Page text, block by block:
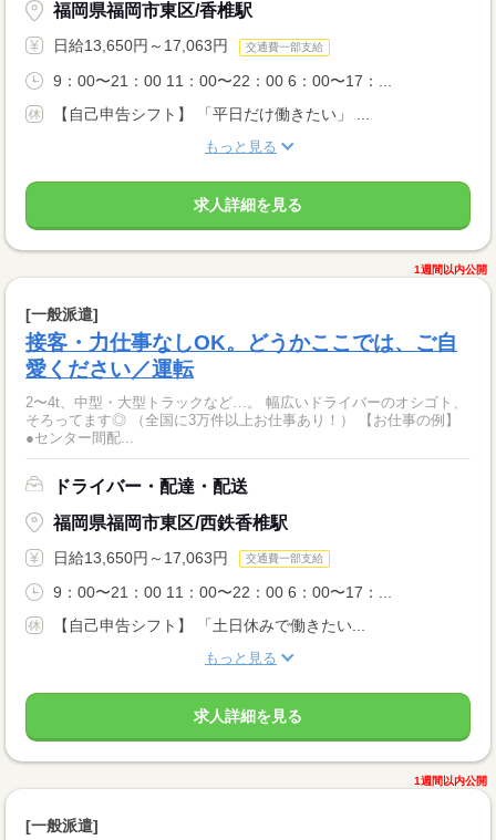
福岡県福岡市東区/香椎駅
日給13,650円～17,063円 交通費一部支給
9：00〜21：00 11：00〜22：00 6：00〜17：...
【自己申告シフト】 「平日だけ働きたい」 ...
もっと見る
求人詳細を見る
1週間以内公開
[一般派遣]
接客・力仕事なしOK。どうかここでは、ご自
愛ください／運転
2〜4t、中型・大型トラックなど…。 幅広いドライバーのオシゴト、
そろってます◎ （全国に3万件以上お仕事あり！） 【お仕事の例】
●センター間配...
ドライバー・配達・配送
福岡県福岡市東区/西鉄香椎駅
日給13,650円～17,063円 交通費一部支給
9：00〜21：00 11：00〜22：00 6：00〜17：...
【自己申告シフト】 「土日休みで働きたい...
もっと見る
求人詳細を見る
1週間以内公開
[一般派遣]